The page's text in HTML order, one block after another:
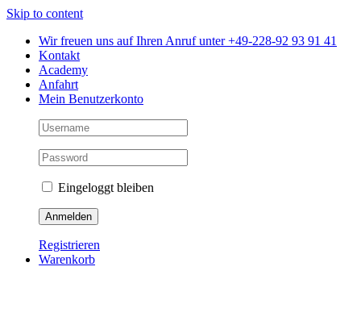
Skip to content
Wir freuen uns auf Ihren Anruf unter +49-228-92 93 91 41
Kontakt
Academy
Anfahrt
Mein Benutzerkonto
Eingeloggt bleiben
Registrieren
Warenkorb